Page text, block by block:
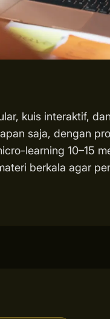
kuis interaktif,
saja, dengan
learning 10–15
berkala agar